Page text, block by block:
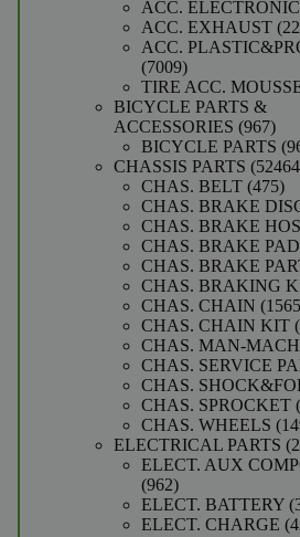
ACC. ELECTRONIC
ACC. EXHAUST
ACC.
70097009
producten
TIRE ACC.
BICYCLE PARTS &
ACCESSORIES 967967
BICYCLE PARTS
CHASSIS PARTS 52464
CHAS. BELT 475475
CHAS. BRAKE
CHAS. BRAKE
CHAS. BRAKE
CHAS. BRAKE
CHAS. BRAKING
CHAS. CHAIN 1565
CHAS. CHAIN KIT
CHAS. MAN-
CHAS. SERVICE
CHAS.
CHAS. SPROCKET
CHAS. WHEELS
ELECTRICAL PARTS
ELECT. AUX
962962
producten
ELECT. BATTERY
ELECT. CHARGE